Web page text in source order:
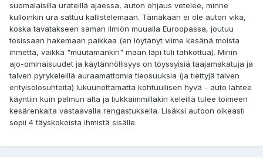
suomalaisilla urateillä ajaessa, auton ohjaus vetelee, minne
kulloinkin ura sattuu kallistelemaan. Tämäkään ei ole auton vika,
koska tavatakseen saman ilmiön muualla Euroopassa, joutuu
tosissaan hakemaan paikkaa (en löytänyt viime kesänä moista
ihmettä, vaikka "muutamankin" maan läpi tuli tahkottua). Minin
ajo-ominaisuudet ja käytännöllisyys on töyssyisiä taajamakatuja ja
talven pyrykeleillä auraamattomia tieosuuksia (ja tiettyjä talven
erityisolosuhteita) lukuunottamatta kohtuullisen hyvä - auto lähtee
käyntiin kuin palmun alta ja liukkaimmillakin keleillä tulee toimeen
kesärenkaita vastaavalla rengastuksella. Lisäksi autoon oikeasti
sopii 4 täyskokoista ihmistä sisälle.